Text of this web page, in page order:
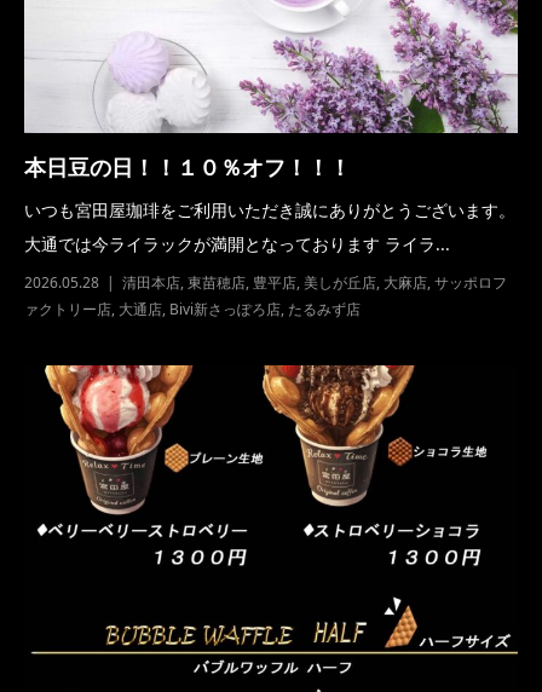
本日豆の日！！１０％オフ！！！
いつも宮田屋珈琲をご利用いただき誠にありがとうございます。
大通では今ライラックが満開となっております ライラ...
2026.05.28 清田本店,東苗穂店, 豊平店,美しが丘店, 大麻店,サッポロフ
ァクトリー店, 大通店, Bivi新さっぽろ店, たるみず店